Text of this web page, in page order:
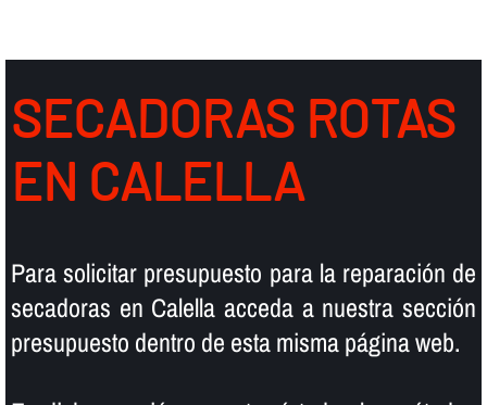
SECADORAS ROTAS
EN CALELLA
Para solicitar presupuesto para la reparación de
secadoras en Calella acceda a nuestra sección
presupuesto dentro de esta misma página web.